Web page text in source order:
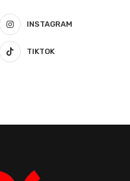
INSTAGRAM
TIKTOK